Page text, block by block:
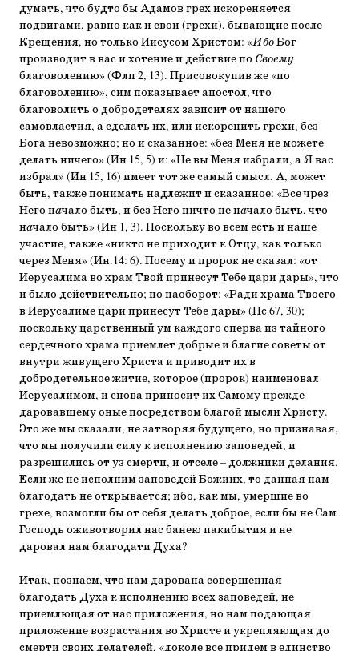
думать, что будто бы Адамов грех искореняется
подвигами, равно как и свои (грехи), бывающие после
Крещения, но только Иисусом Христом: «ИбоБог
производит в вас и хотение и действие по Своему
благоволению» (Флп 2, 13). Присовокупив же «по
благоволению», сим показывает апостол, что
благоволить о добродетелях зависит от нашего
самовластия, а сделать их, или искоренить грехи, без
Бога невозможно; но и сказанное: «без Меня не можете
делать ничего» (Ин 15, 5) и: «Не вы Меня избрали, а Я вас
избрал» (Ин 15, 16) имеет тот же самый смысл. А, может
быть, также понимать надлежит и сказанное: «Все чрез
Него начало быть, и без Него ничто не начало быть, что
начало быть» (Ин 1, 3). Поскольку во всем есть и наше
участие, также «никто не приходит к Отцу, как только
через Меня» (Ин.14: 6). Посему и пророк не сказал: «от
Иерусалима во храм Твой принесут Тебе цари дары», что
и было действительно; но наоборот: «Ради храма Твоего
в Иерусалиме цари принесут Тебе дары» (Пс 67, 30);
поскольку царственный ум каждого сперва из тайного
сердечного храма приемлет добрые и благие советы от
внутри живущего Христа и приводит их в
добродетельное житие, которое (пророк) наименовал
Иерусалимом, и снова приносит их Самому прежде
даровавшему оные посредством благой мысли Христу.
Это же мы сказали, не затворяя будущего, но признавая,
что мы получили силу к исполнению заповедей, и
разрешились от уз смерти, и отселе – должники делания.
Если же не исполним заповедей Божиих, то данная нам
благодать не открывается; ибо, как мы, умершие во
грехе, возмогли бы от себя делать доброе, если бы не Сам
Господь оживотворил нас банею пакибытия и не
даровал нам благодати Духа?
Итак, познаем, что нам дарована совершенная
благодать Духа к исполнению всех заповедей, не
приемлющая от нас приложения, но нам подающая
приложение возрастания во Христе и укрепляющая до
смерти своих делателей, «доколе все придем в единство